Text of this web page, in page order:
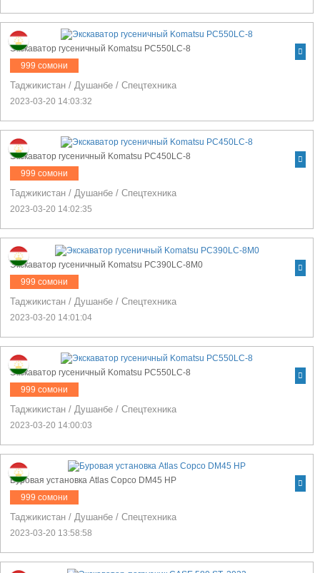
Экскаватор гусеничный Komatsu PC550LC-8
999 сомони
Таджикистан / Душанбе / Спецтехника
2023-03-20 14:03:32
Экскаватор гусеничный Komatsu PC450LC-8
999 сомони
Таджикистан / Душанбе / Спецтехника
2023-03-20 14:02:35
Экскаватор гусеничный Komatsu PC390LC-8M0
999 сомони
Таджикистан / Душанбе / Спецтехника
2023-03-20 14:01:04
Экскаватор гусеничный Komatsu PC550LC-8
999 сомони
Таджикистан / Душанбе / Спецтехника
2023-03-20 14:00:03
Буровая установка Atlas Copco DM45 HP
999 сомони
Таджикистан / Душанбе / Спецтехника
2023-03-20 13:58:58